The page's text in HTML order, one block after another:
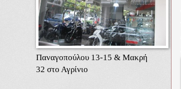
Παναγοπούλου 13-15 & Μακρή
32 στο Αγρίνιο